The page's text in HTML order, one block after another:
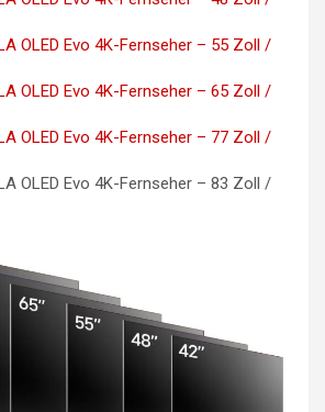
OLED Evo 4K-Fernseher – 55 Zoll /
OLED Evo 4K-Fernseher – 65 Zoll /
OLED Evo 4K-Fernseher – 77 Zoll /
OLED Evo 4K-Fernseher – 83 Zoll /